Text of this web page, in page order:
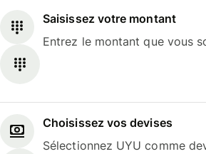
Saisissez votre montant
Entrez le montant que vous
Choisissez vos devises
Sélectionnez UYU comme